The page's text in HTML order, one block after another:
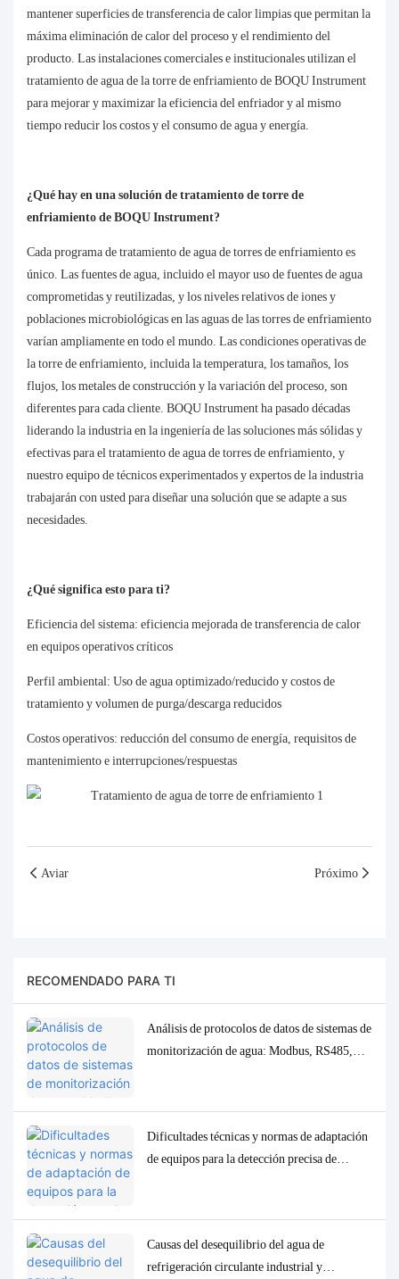
mantener superficies de transferencia de calor limpias que permitan la
máxima eliminación de calor del proceso y el rendimiento del
producto. Las instalaciones comerciales e institucionales utilizan el
tratamiento de agua de la torre de enfriamiento de BOQU Instrument
para mejorar y maximizar la eficiencia del enfriador y al mismo
tiempo reducir los costos y el consumo de agua y energía.
¿Qué hay en una solución de tratamiento de torre de
enfriamiento de BOQU Instrument?
Cada programa de tratamiento de agua de torres de enfriamiento es
único. Las fuentes de agua, incluido el mayor uso de fuentes de agua
comprometidas y reutilizadas, y los niveles relativos de iones y
poblaciones microbiológicas en las aguas de las torres de enfriamiento
varían ampliamente en todo el mundo. Las condiciones operativas de
la torre de enfriamiento, incluida la temperatura, los tamaños, los
flujos, los metales de construcción y la variación del proceso, son
diferentes para cada cliente. BOQU Instrument ha pasado décadas
liderando la industria en la ingeniería de las soluciones más sólidas y
efectivas para el tratamiento de agua de torres de enfriamiento, y
nuestro equipo de técnicos experimentados y expertos de la industria
trabajarán con usted para diseñar una solución que se adapte a sus
necesidades.
¿Qué significa esto para ti?
Eficiencia del sistema: eficiencia mejorada de transferencia de calor
en equipos operativos críticos
Perfil ambiental: Uso de agua optimizado/reducido y costos de
tratamiento y volumen de purga/descarga reducidos
Costos operativos: reducción del consumo de energía, requisitos de
mantenimiento e interrupciones/respuestas
Aviar Próximo
RECOMENDADO PARA TI
Análisis de protocolos de datos de sistemas de
monitorización de agua: Modbus, RS485,
Dificultades técnicas y normas de adaptación
de equipos para la detección precisa de
Causas del desequilibrio del agua de
refrigeración circulante industrial y